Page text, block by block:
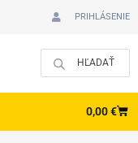
PRIHLÁSENIE
0,00€